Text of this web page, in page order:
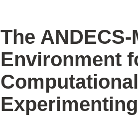
The
Environment
Experimenting